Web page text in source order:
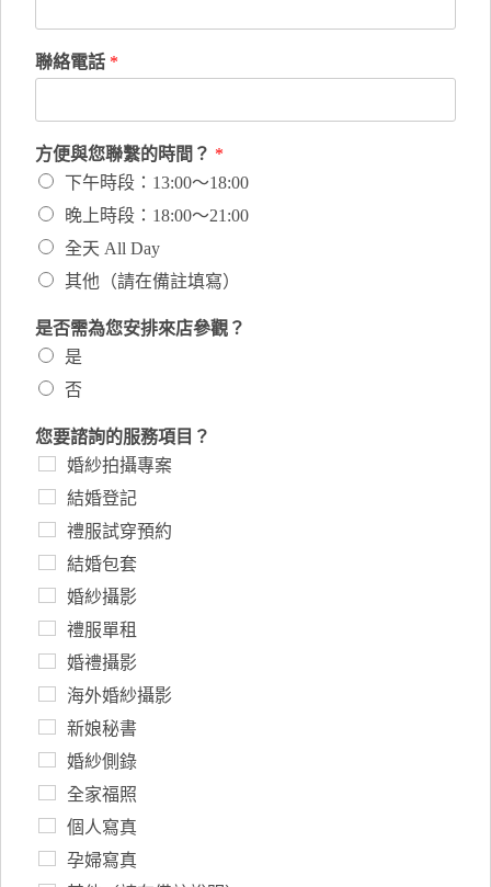
聯絡電話 *
方便與您聯繫的時間？ *
下午時段：13:00～18:00
晚上時段：18:00～21:00
全天 All Day
其他（請在備註填寫）
是否需為您安排來店參觀？
是
否
您要諮詢的服務項目？
婚紗拍攝專案
結婚登記
禮服試穿預約
結婚包套
婚紗攝影
禮服單租
婚禮攝影
海外婚紗攝影
新娘秘書
婚紗側錄
全家福照
個人寫真
孕婦寫真